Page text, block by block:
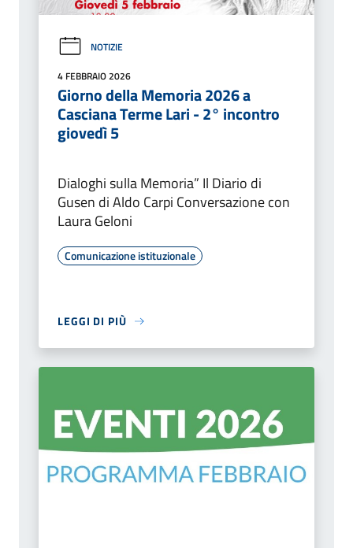
NOTIZIE
4 FEBBRAIO 2026
Giorno della Memoria 2026 a
Casciana Terme Lari - 2° incontro
giovedì 5
Dialoghi sulla Memoria” Il Diario di
Gusen di Aldo Carpi Conversazione con
Laura Geloni
Comunicazione istituzionale
LEGGI DI PIÙ